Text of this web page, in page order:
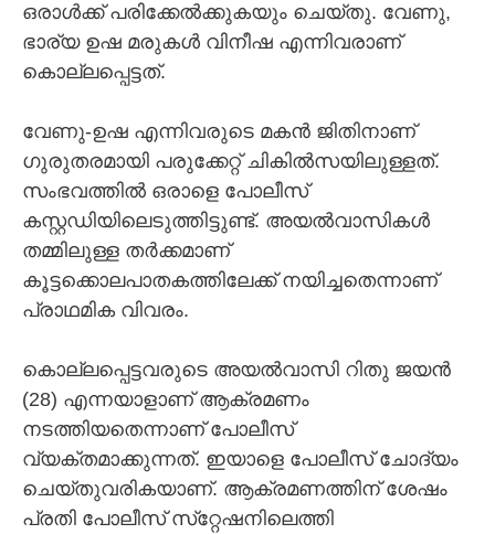
ഒരാള്‍ക്ക് പരിക്കേല്‍ക്കുകയും ചെയ്തു. വേണു,
ഭാര്യ ഉഷ മരുകള്‍ വിനീഷ എന്നിവരാണ്
കൊല്ലപ്പെട്ടത്.
വേണു-ഉഷ എന്നിവരുടെ മകന്‍ ജിതിനാണ്
ഗുരുതരമായി പരുക്കേറ്റ് ചികില്‍സയിലുള്ളത്.
സംഭവത്തില്‍ ഒരാളെ പോലീസ്
കസ്റ്റഡിയിലെടുത്തിട്ടുണ്ട്. അയല്‍വാസികള്‍
തമ്മിലുള്ള തര്‍ക്കമാണ്
കൂട്ടക്കൊലപാതകത്തിലേക്ക് നയിച്ചതെന്നാണ്
പ്രാഥമിക വിവരം.
കൊല്ലപ്പെട്ടവരുടെ അയല്‍വാസി റിതു ജയൻ
(28) എന്നയാളാണ് ആക്രമണം
നടത്തിയതെന്നാണ് പോലീസ്
വ്യക്തമാക്കുന്നത്. ഇയാളെ പോലീസ് ചോദ്യം
ചെയ്തുവരികയാണ്. ആക്രമണത്തിന് ശേഷം
പ്രതി പോലീസ് സ്‌റ്റേഷനിലെത്തി